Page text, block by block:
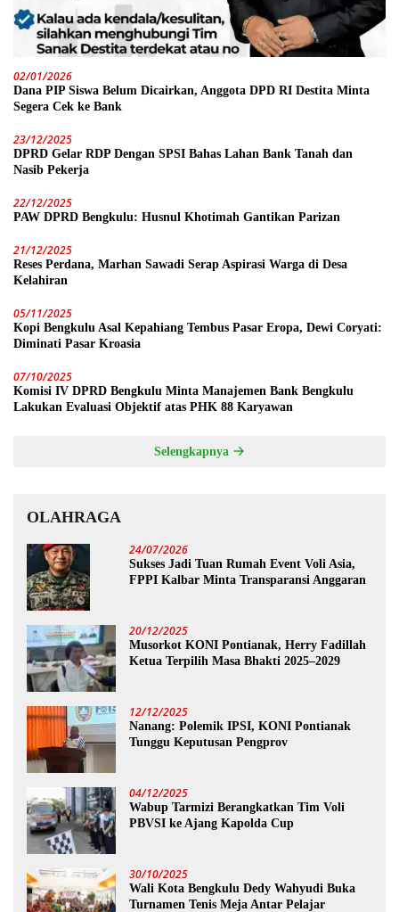
02/01/2026
Dana PIP Siswa Belum Dicairkan, Anggota DPD RI Destita Minta
Segera Cek ke Bank
23/12/2025
DPRD Gelar RDP Dengan SPSI Bahas Lahan Bank Tanah dan
Nasib Pekerja
22/12/2025
PAW DPRD Bengkulu: Husnul Khotimah Gantikan Parizan
21/12/2025
Reses Perdana, Marhan Sawadi Serap Aspirasi Warga di Desa
Kelahiran
05/11/2025
Kopi Bengkulu Asal Kepahiang Tembus Pasar Eropa, Dewi Coryati:
Diminati Pasar Kroasia
07/10/2025
Komisi IV DPRD Bengkulu Minta Manajemen Bank Bengkulu
Lakukan Evaluasi Objektif atas PHK 88 Karyawan
Selengkapnya
OLAHRAGA
24/07/2026
Sukses Jadi Tuan Rumah Event Voli Asia,
FPPI Kalbar Minta Transparansi Anggaran
20/12/2025
Musorkot KONI Pontianak, Herry Fadillah
Ketua Terpilih Masa Bhakti 2025–2029
12/12/2025
Nanang: Polemik IPSI, KONI Pontianak
Tunggu Keputusan Pengprov
04/12/2025
Wabup Tarmizi Berangkatkan Tim Voli
PBVSI ke Ajang Kapolda Cup
30/10/2025
Wali Kota Bengkulu Dedy Wahyudi Buka
Turnamen Tenis Meja Antar Pelajar